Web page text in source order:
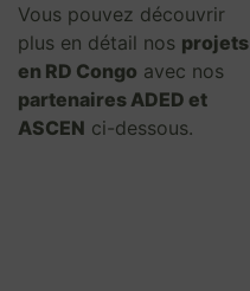
Vous pouvez découvrir
plus en détail nos projets
en RD Congo avec nos
partenaires ADED et
ASCEN ci-dessous.